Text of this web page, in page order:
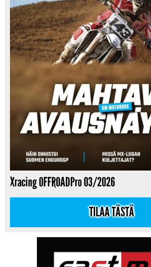
Xracing OFFROADPro 03/2026
TILAA TÄSTÄ